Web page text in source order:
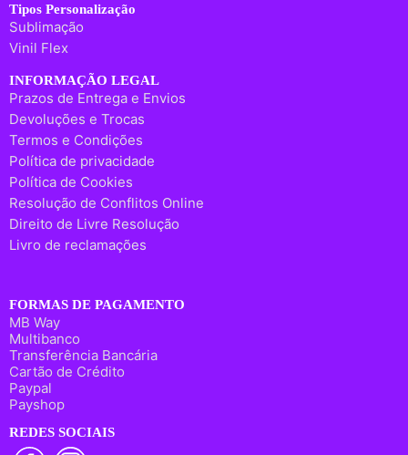
Tipos Personalização
Sublimação
Vinil Flex
INFORMAÇÃO LEGAL
Prazos de Entrega e Envios
Devoluções e Trocas
Termos e Condições
Política de privacidade
Política de Cookies
Resolução de Conflitos Online
Direito de Livre Resolução
Livro de reclamações
FORMAS DE PAGAMENTO
MB Way
Multibanco
Transferência Bancária
Cartão de Crédito
Paypal
Payshop
REDES SOCIAIS